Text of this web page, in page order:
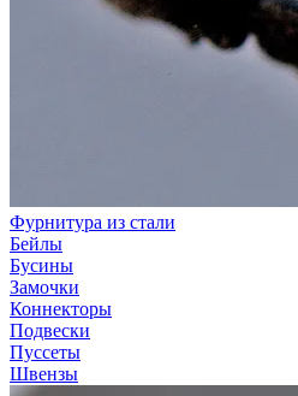
Фурнитура из стали
Бейлы
Бусины
Замочки
Коннекторы
Подвески
Пуссеты
Швензы